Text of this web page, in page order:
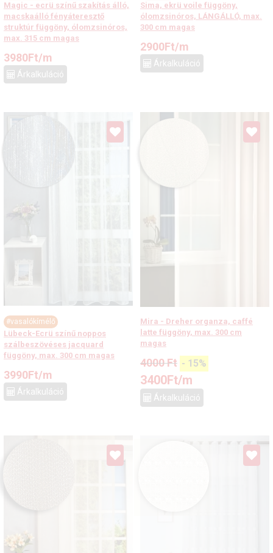
Magic - ecrü színű szakítás álló,
macskaálló fényáteresztő
struktúr függöny, ólomzsinóros,
max. 315 cm magas
3980Ft/m
Árkalkuláció
Sima, ekrü voile függöny,
ólomzsinóros, LÁNGÁLLÓ, max.
300 cm magas
2900Ft/m
Árkalkuláció
#vasalókímélő
Lübeck-Ecrü színű noppos
szálbeszövéses jacquard
függöny, max. 300 cm magas
3990Ft/m
Árkalkuláció
Mira - Dreher organza, caffé
latte függöny, max. 300 cm
magas
4000Ft - 15%
3400Ft/m
Árkalkuláció